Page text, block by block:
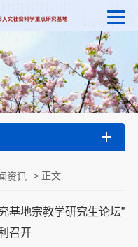
资讯 > 正文
基地宗教学研究生论坛”
召开